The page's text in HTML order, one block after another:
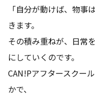
「自分が動けば、物事
きます。
その積み重ねが、日常
にしていくのです。
CAN!Pアフタースクー
かで、